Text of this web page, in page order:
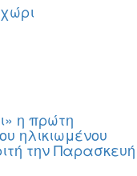
η πρώτη
ηλικιωμένου
την Παρασκευή